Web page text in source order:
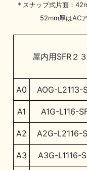
＊スナップ式片面：
52mm厚はAC
屋内用SFR２
A0 AOG-L2113-
A1 A1G-L116-
A2 A2G-L2116-
A3 A3G-L1116-